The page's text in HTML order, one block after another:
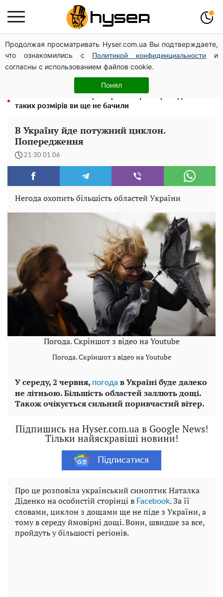
Продолжая просматривать Hyser.com.ua Вы подтверждаете,
что ознакомились с
Политикой конфиденциальности
и
согласны с использованием файлов cookie.
Понял
Чи може Поштова площа стати головною точкою
входу до історичного Києва
Олена Тополя злив відео – це далеко не все: фронтмен
"Антитіла" Тарас Тополя став наступним
таких розмірів ви ще не бачили
В Україну йде потужний циклон.
Попередження
21:30 01.06
Негода охопить більшість областей України
Погода. Скріншот з відео на Youtube
Погода. Скріншот з відео на Youtube
У середу, 2 червня, погода в Україні буде далеко
не літньою. Більшість областей заллють дощі.
Також очікується сильний поривчастий вітер.
Підпишись на Hyser.com.ua в Google News!
Тільки найяскравіші новини!
Підписатися
Про це розповіла український синоптик Наталка
Діденко на особистій сторінці в Facebook. За її
словами, циклон з дощами ще не піде з України, а
тому в середу ймовірні дощі. Вони, швидше за все,
пройдуть у більшості регіонів.